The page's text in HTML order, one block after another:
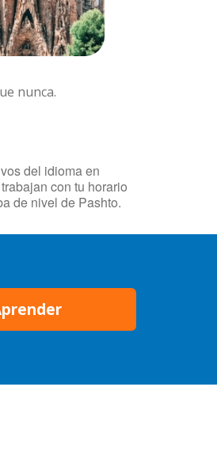
nunca.
del idioma en
con tu horario
de nivel de Pashto.